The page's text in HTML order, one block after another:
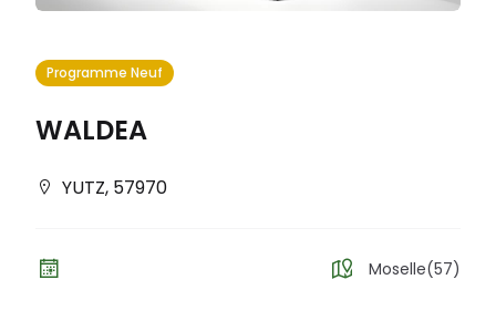
Programme Neuf
WALDEA
YUTZ, 57970
Moselle(57)